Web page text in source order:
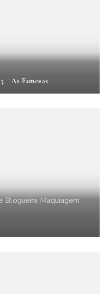
– As Famosas
BlogueiraMaquiagem